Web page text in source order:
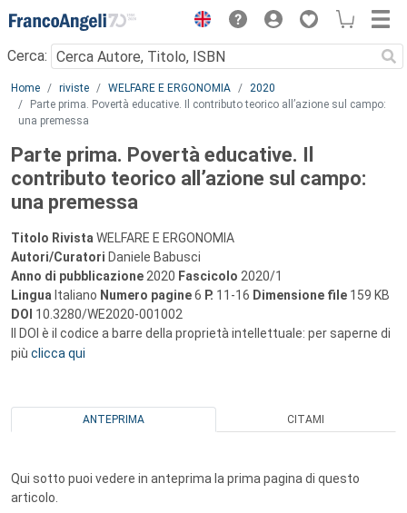
Menu
Cerca:
Main content
Home riviste WELFARE E ERGONOMIA
2020
Parte prima. Povertà educative. Il contributo teorico all’azione sul campo:
una premessa
Parte prima. Povertà educative. Il
contributo teorico all’azione sul campo:
una premessa
Titolo Rivista WELFARE E ERGONOMIA
Autori/Curatori Daniele Babusci
Anno di pubblicazione 2020 Fascicolo 2020/1
Lingua Italiano Numero pagine6 P. 11-16 Dimensione file 159 KB
DOI 10.3280/WE2020-001002
Il DOI è il codice a barre della proprietà intellettuale: per saperne di
più clicca qui
ANTEPRIMA CITAMI
Qui sotto puoi vedere in anteprima la prima pagina di questo
articolo.